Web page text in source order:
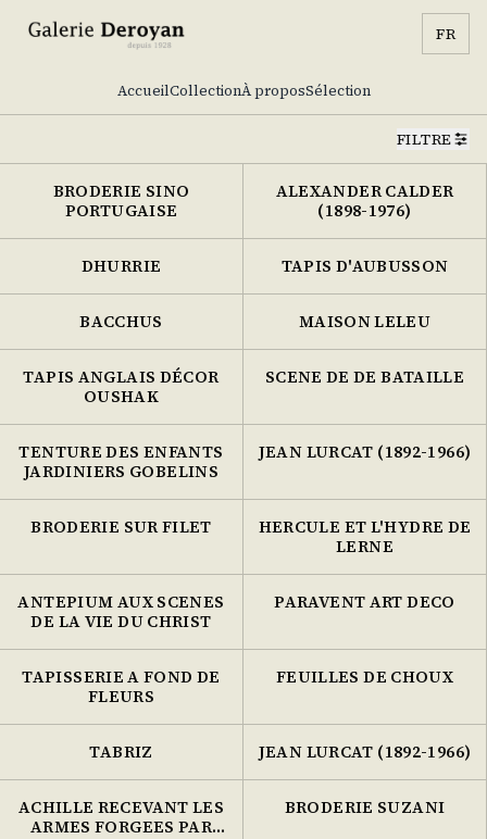
FR
AccueilCollectionÀ proposSélection
FILTRE
BRODERIE SINO
PORTUGAISE
ALEXANDER CALDER
(1898-1976)
DHURRIE TAPIS D'AUBUSSON
BACCHUS MAISON LELEU
TAPIS ANGLAIS DÉCOR
OUSHAK
SCENE DE DE BATAILLE
TENTURE DES ENFANTS
JARDINIERS GOBELINS
JEAN LURCAT (1892-1966)
BRODERIE SUR FILET
HERCULE ET L'HYDRE DE
LERNE
ANTEPIUM AUX SCENES
DE LA VIE DU CHRIST
PARAVENT ART DECO
TAPISSERIE A FOND DE
FLEURS
FEUILLES DE CHOUX
TABRIZ JEAN LURCAT (1892-1966)
ACHILLE RECEVANT LES
ARMES FORGEES PAR
BRODERIE SUZANI